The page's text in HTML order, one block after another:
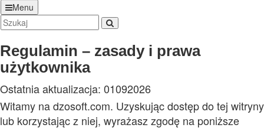
Menu
Regulamin – zasady i prawa
użytkownika
Ostatnia aktualizacja: 01092026
Witamy na dzosoft.com. Uzyskując dostęp do tej witryny
lub korzystając z niej, wyrażasz zgodę na poniższe